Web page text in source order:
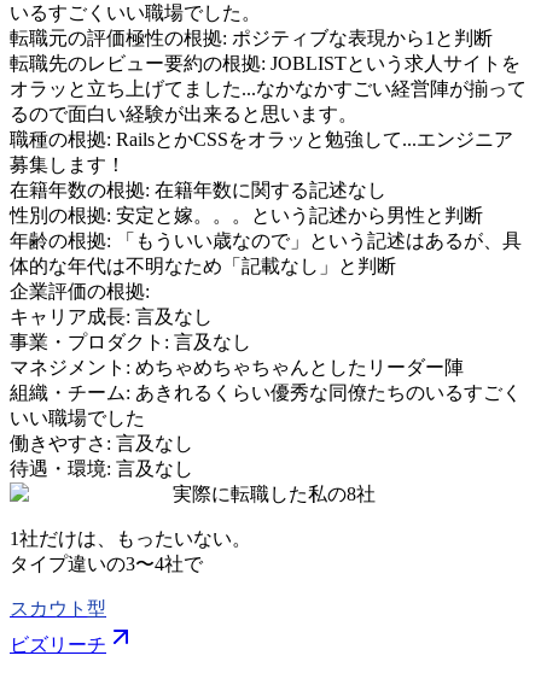
いるすごくいい職場でした。
転職元の評価極性の根拠: ポジティブな表現から1と判断
転職先のレビュー要約の根拠: JOBLISTという求人サイトを
オラッと立ち上げてました...なかなかすごい経営陣が揃って
るので面白い経験が出来ると思います。
職種の根拠: RailsとかCSSをオラッと勉強して...エンジニア
募集します！
在籍年数の根拠: 在籍年数に関する記述なし
性別の根拠: 安定と嫁。。。という記述から男性と判断
年齢の根拠:
「もういい歳なので」という記述はあるが、具
体的な年代は不明なため「記載なし」と判断
企業評価の根拠:
キャリア成長: 言及なし
事業・プロダクト : 言及なし
マネジメント : めちゃめちゃちゃんとしたリーダー陣
組織・チーム: あきれるくらい優秀な同僚たちのいるすごく
いい職場でした
働きやすさ : 言及なし
待遇・環境: 言及なし
実際に転職した私の8社
1社だけは、もったいない。
タイプ違いの3〜4社で
スカウト型
ビズリーチ